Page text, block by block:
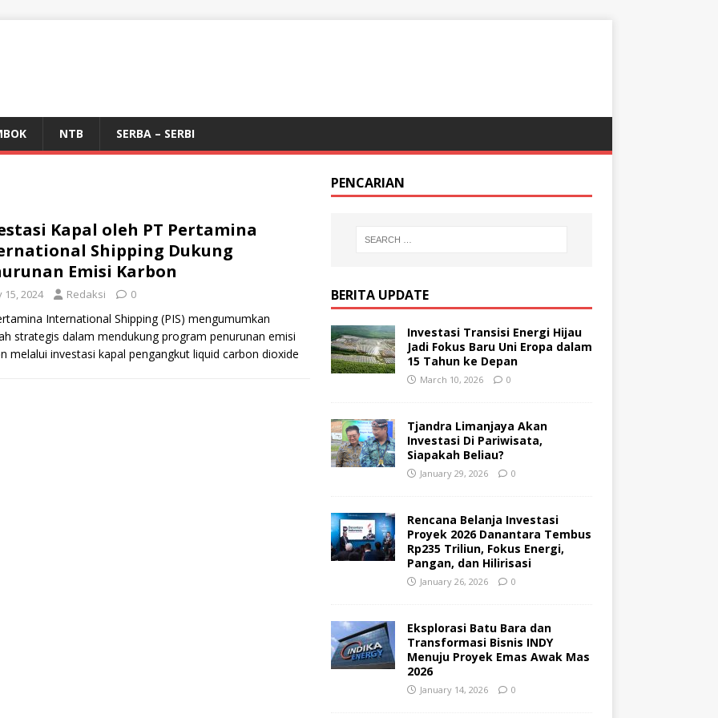
NTB SERBA – SERBI
Kapal oleh PT Pertamina
Shipping Dukung
Emisi Karbon
15, 2024 Redaksi 0
International Shipping (PIS) mengumumkan
strategis dalam mendukung program penurunan emisi
melalui investasi kapal pengangkut liquid carbon dioxide
PENCARIAN
BERITA UPDATE
Investasi Transisi Energi Hijau
Jadi Fokus Baru Uni Eropa dalam
15 Tahun ke Depan
March 10, 2026 0
Tjandra Limanjaya Akan
Investasi Di Pariwisata,
Siapakah Beliau?
January 29, 2026 0
Rencana Belanja Investasi
Proyek 2026 Danantara Tembus
Rp235 Triliun, Fokus Energi,
Pangan, dan Hilirisasi
January 26, 2026 0
Eksplorasi Batu Bara dan
Transformasi Bisnis INDY
Menuju Proyek Emas Awak Mas
2026
January 14, 2026 0